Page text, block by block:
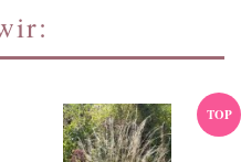
TOP